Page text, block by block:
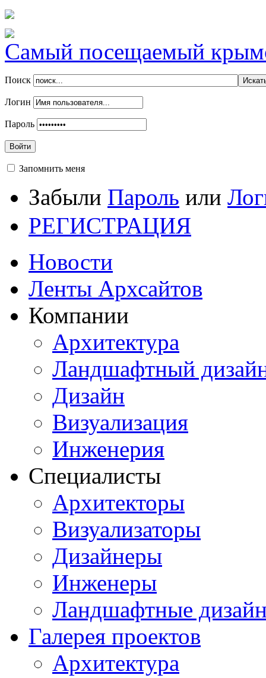
Самый посещаемый
Поиск
Логин
Пароль
Войти
Запомнить меня
Забыли Пароль или
РЕГИСТРАЦИЯ
Новости
Ленты Архсайтов
Компании
Архитектура
Ландшафтный
Дизайн
Визуализация
Инженерия
Специалисты
Архитекторы
Визуализаторы
Дизайнеры
Инженеры
Ландшафтные
Галерея проектов
Архитектура